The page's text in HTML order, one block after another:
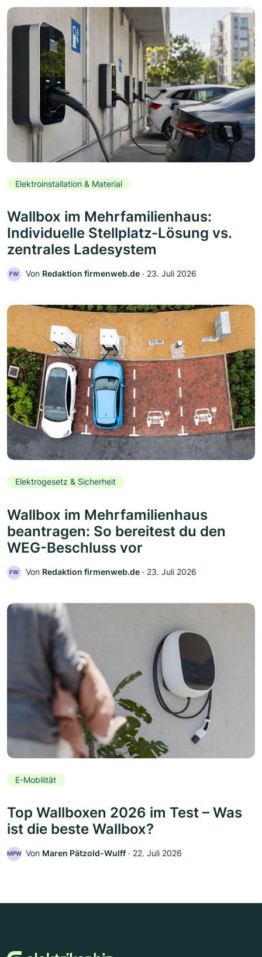
Elektroinstallation & Material
Wallbox im Mehrfamilienhaus:
Individuelle Stellplatz-Lösung vs.
zentrales Ladesystem
FW Von Redaktion firmenweb.de ‧ 23. Juli 2026
Elektrogesetz & Sicherheit
Wallbox im Mehrfamilienhaus
beantragen: So bereitest du den
WEG-Beschluss vor
FW Von Redaktion firmenweb.de ‧ 23. Juli 2026
E-Mobilität
Top Wallboxen 2026 im Test – Was
ist die beste Wallbox?
MPW Von Maren Pätzold-Wulff ‧ 22. Juli 2026